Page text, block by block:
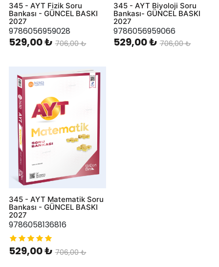
345 - AYT Fizik Soru
Bankası - GÜNCEL BASKI
2027
9786056959028
529,00 ₺ 706,00 ₺
345 - AYT Biyoloji Soru
Bankası- GÜNCEL BASKI
2027
9786056959066
529,00 ₺ 706,00 ₺
345 - AYT Matematik Soru
Bankası - GÜNCEL BASKI
2027
9786058136816
529,00 ₺ 706,00 ₺